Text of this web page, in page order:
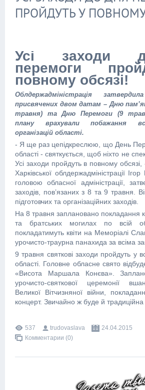
ПРОЙДУТЬ У ПОВНОМУ
Усі заходи
перемоги
повному обсязі!
Облдержадміністрація
присвячених двом датам – Дню
травня) та Дню Перемоги (9
плану врахували побажання
організацій області.
- Я ще раз цепідкреслюю, що День
області - святкується, щоб ніхто не
Усі заходи пройдуть в повному обсязі,
Харківської облдержадміністрації
головою обласної адміністрації,
заходів, пов’язаних з 8 та 9 травня.
підготовчих та організаційних заходів.
На 8 травня заплановано покладання
та братських могилах по всій
покладатимуть квіти на Меморіалі
урочисто-траурна панахида за всіма
9 травня святкові заходи пройдуть у
області. Головне обласне свято
«Висота Маршала Конєва».
урочисто-святкової церемонії
Великої Вітчизняної війни,
концерт. Звичайно ж буде й
537 trudovaslava
24.04.2015
Комментарии (0)